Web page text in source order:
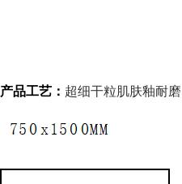
产品工艺： 超细干粒肌肤釉耐磨